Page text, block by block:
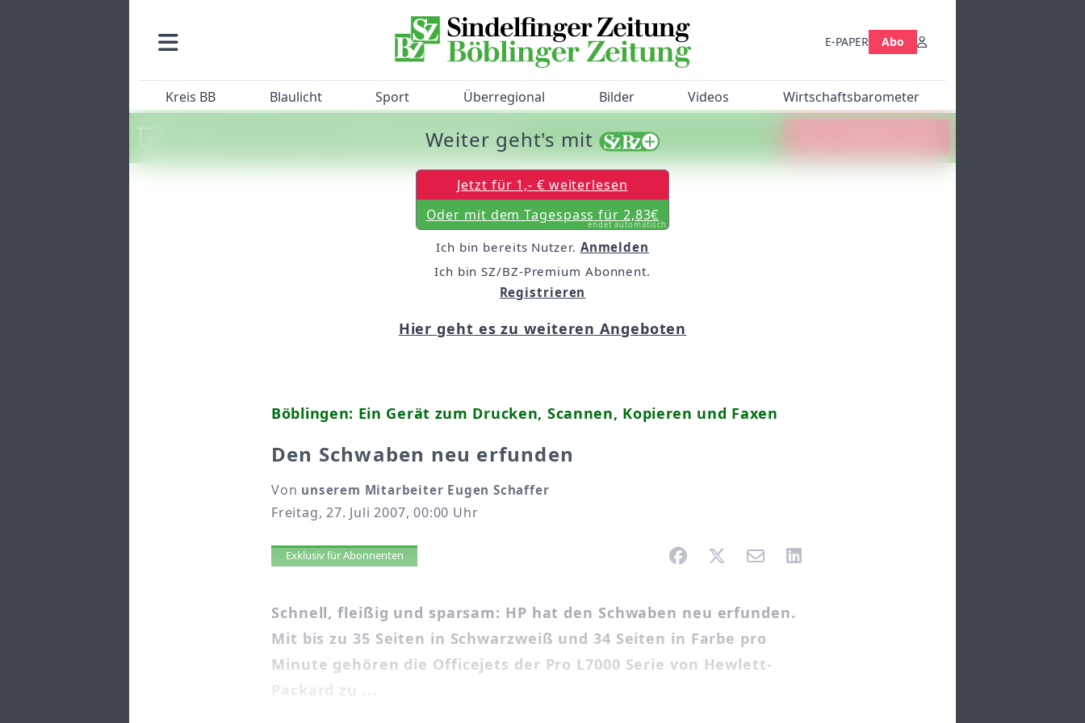
E-PAPER Abo
Kreis BB Blaulicht Sport Überregional Bilder Videos Wirtschaftsbarometer
Machen Sie mit beim SZ/BZ-Bürgerbarometer!
Böblingen: Ein Gerät zum Drucken, Scannen, Kopieren und Faxen
Den Schwaben neu erfunden
Von unserem Mitarbeiter Eugen Schaffer
Freitag, 27. Juli 2007, 00:00 Uhr
Artikel vorlesen
Exklusiv für Abonnenten
Schnell, fleißig und sparsam: HP hat den Schwaben neu erfunden.
Mit bis zu 35 Seiten in Schwarzweiß und 34 Seiten in Farbe pro
Minute gehören die Officejets der Pro L7000 Serie von Hewlett-
Packard zu ...
Weiter geht's mit
Jetzt für 1,- € weiterlesen
Oder mit dem Tagespass für 2,83€
endet automatisch
Ich bin bereits Nutzer. Anmelden
Ich bin SZ/BZ-Premium Abonnent.
Registrieren
Hier geht es zu weiteren Angeboten